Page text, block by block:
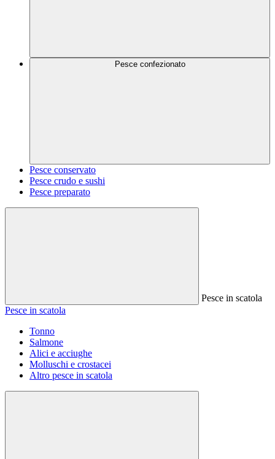
Pesce confezionato
Pesce conservato
Pesce crudo e sushi
Pesce preparato
Pesce in scatola
Pesce in scatola
Tonno
Salmone
Alici e acciughe
Molluschi e crostacei
Altro pesce in scatola